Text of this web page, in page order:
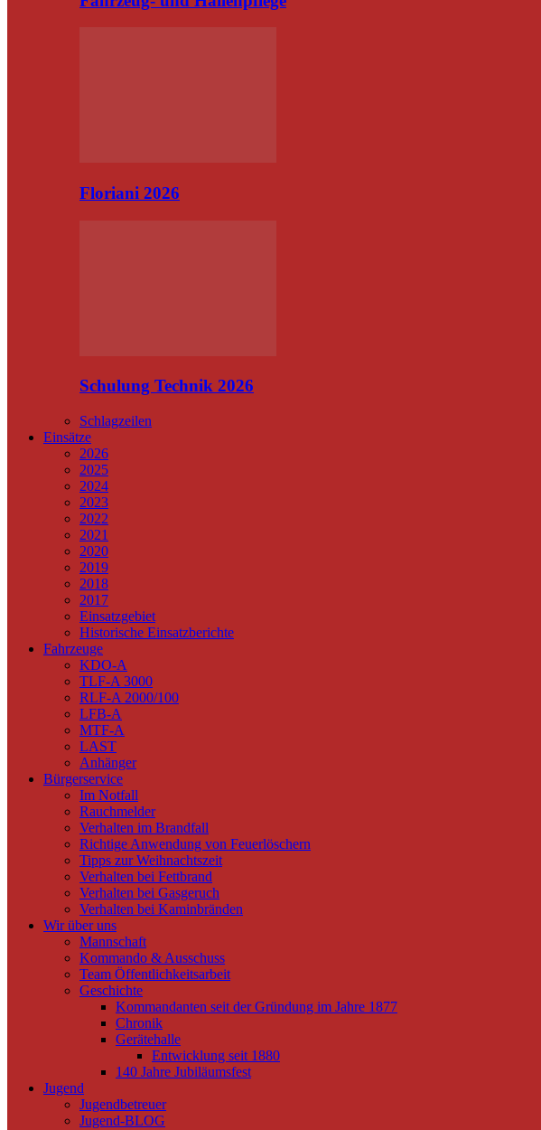
Floriani 2026
Schulung Technik 2026
Schlagzeilen
Einsätze
2026
2025
2024
2023
2022
2021
2020
2019
2018
2017
Einsatzgebiet
Historische Einsatzberichte
Fahrzeuge
KDO-A
TLF-A 3000
RLF-A 2000/100
LFB-A
MTF-A
LAST
Anhänger
Bürgerservice
Im Notfall
Rauchmelder
Verhalten im Brandfall
Richtige Anwendung von Feuerlöschern
Tipps zur Weihnachtszeit
Verhalten bei Fettbrand
Verhalten bei Gasgeruch
Verhalten bei Kaminbränden
Wir über uns
Mannschaft
Kommando & Ausschuss
Team Öffentlichkeitsarbeit
Geschichte
Kommandanten seit der Gründung im Jahre 1877
Chronik
Gerätehalle
Entwicklung seit 1880
140 Jahre Jubiläumsfest
Jugend
Jugendbetreuer
Jugend-BLOG